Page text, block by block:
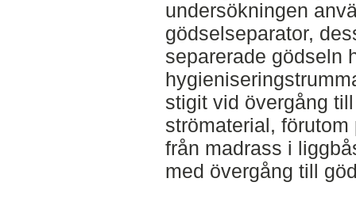
undersökningen
gödselseparator,
separerade gödseln
stigit vid övergång
strömaterial,
från madrass i
med övergång till